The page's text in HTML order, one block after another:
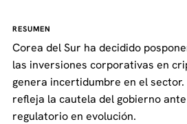
RESUMEN
Corea del Sur ha decidido
las inversiones corporativas en
genera incertidumbre en el
refleja la cautela del gobierno
regulatorio en evolución.